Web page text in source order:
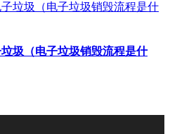
圾（电子垃圾销毁流程是什